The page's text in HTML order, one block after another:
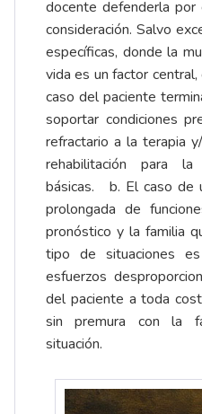
docente defenderla por
consideración. Salvo
específicas, donde la
vida es un factor
caso del paciente
soportar condiciones
refractario a la terapia
rehabilitación para
básicas. b. El caso de
prolongada de
pronóstico y la familia
tipo de situaciones
esfuerzos
del paciente a toda
sin premura con la
situación.